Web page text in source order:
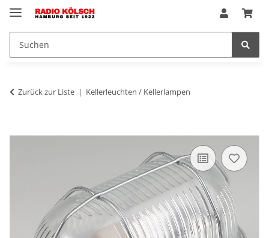
Zurück zur Liste Kellerleuchten / Kellerlampen